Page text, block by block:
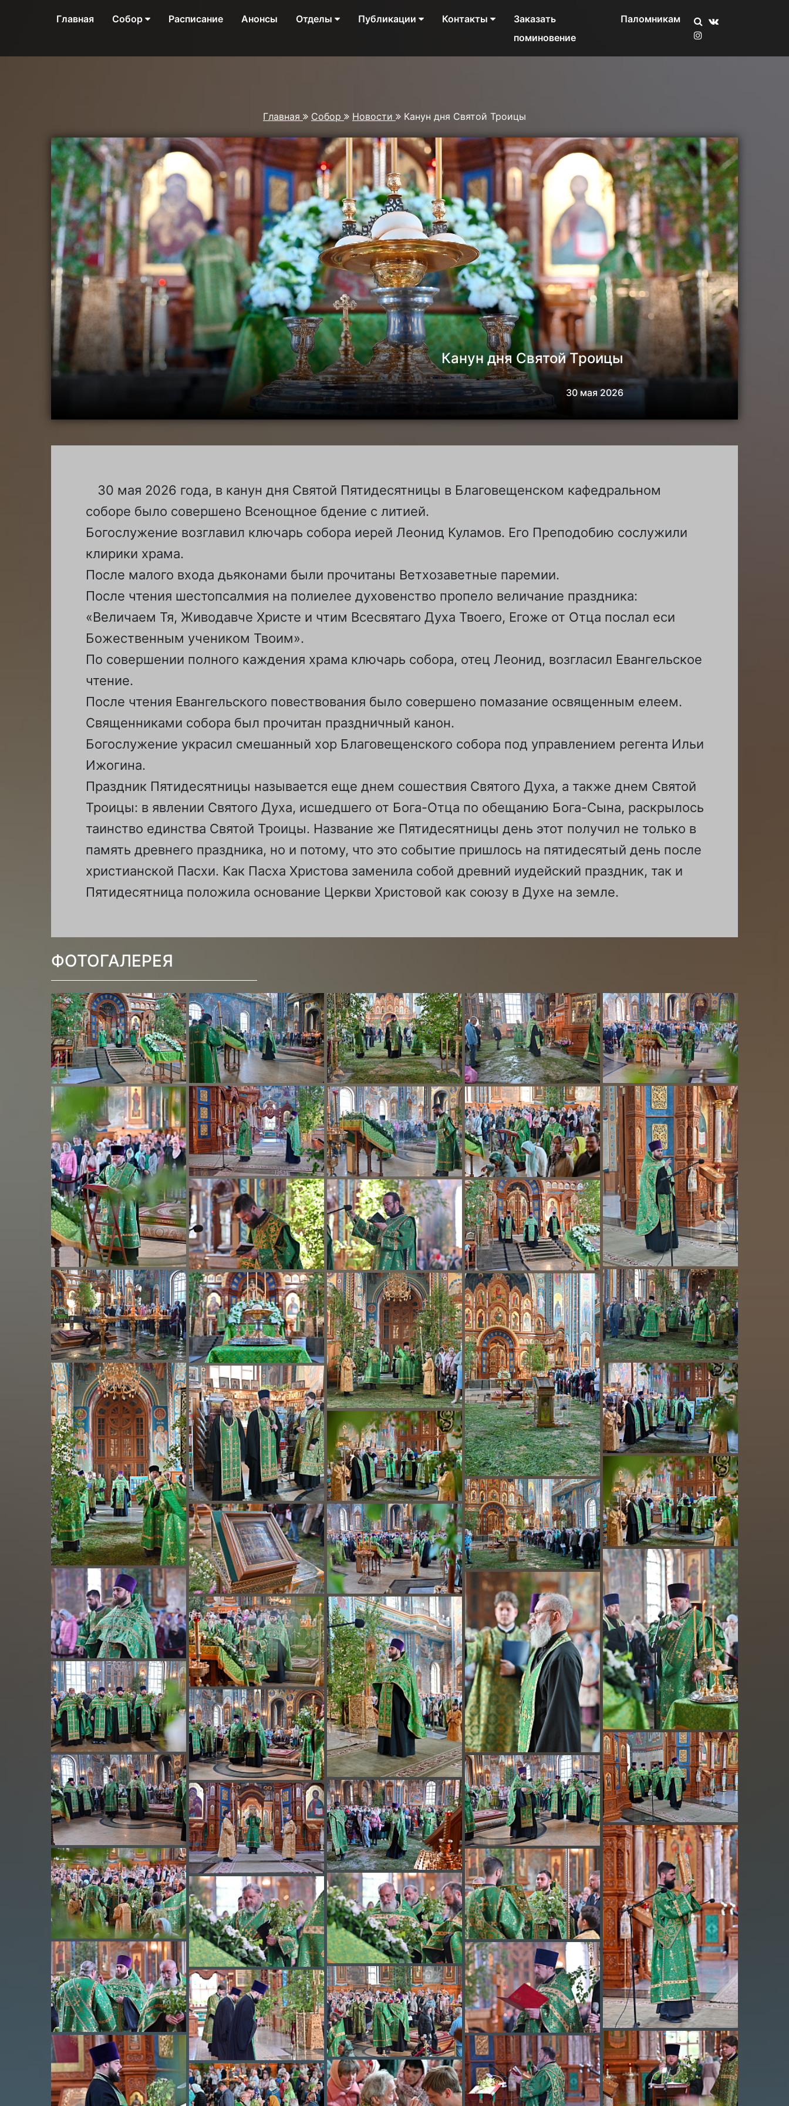
Главная Собор Расписание Анонсы Отделы Публикации Контакты
Заказать
поминовение
Паломникам
Главная Собор Новости Канун дня Святой Троицы
Канун дня Святой Троицы
30 мая 2026
30 мая 2026 года, в канун дня Святой Пятидесятницы в Благовещенском кафедральном
соборе было совершено Всенощное бдение с литией.
Богослужение возглавил ключарь собора иерей Леонид Куламов. Его Преподобию сослужили
клирики храма.
После малого входа дьяконами были прочитаны Ветхозаветные паремии.
После чтения шестопсалмия на полиелее духовенство пропело величание праздника:
«Величаем Тя, Живодавче Христе и чтим Всесвятаго Духа Твоего, Егоже от Отца послал еси
Божественным учеником Твоим».
По совершении полного каждения храма ключарь собора, отец Леонид, возгласил Евангельское
чтение.
После чтения Евангельского повествования было совершено помазание освященным елеем.
Священниками собора был прочитан праздничный канон.
Богослужение украсил смешанный хор Благовещенского собора под управлением регента Ильи
Ижогина.
Праздник Пятидесятницы называется еще днем сошествия Святого Духа, а также днем Святой
Троицы: в явлении Святого Духа, исшедшего от Бога-Отца по обещанию Бога-Сына, раскрылось
таинство единства Святой Троицы. Название же Пятидесятницы день этот получил не только в
память древнего праздника, но и потому, что это событие пришлось на пятидесятый день после
христианской Пасхи. Как Пасха Христова заменила собой древний иудейский праздник, так и
Пятидесятница положила основание Церкви Христовой как союзу в Духе на земле.
ФОТОГАЛЕРЕЯ